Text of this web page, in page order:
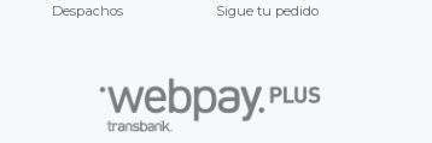
Despachos
Sigue tu pedido